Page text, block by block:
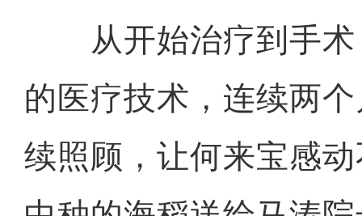
从开始治疗到手术
的医疗技术，连续两
续照顾，让何来宝感